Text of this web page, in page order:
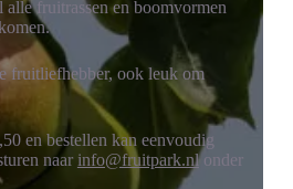
fruitrassen en boomvormen
fruitliefhebber, ook leuk om
en bestellen kan eenvoudig
naarinfo@fruitpark.nlonder